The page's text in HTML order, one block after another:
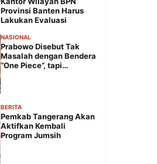
Provinsi Banten Harus
Lakukan Evaluasi
NASIONAL
Prabowo Disebut Tak
Masalah dengan Bendera
“One Piece”, tapi…
BERITA
Pemkab Tangerang Akan
Aktifkan Kembali
Program Jumsih